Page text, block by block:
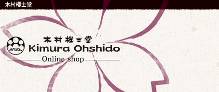
木村櫻士堂